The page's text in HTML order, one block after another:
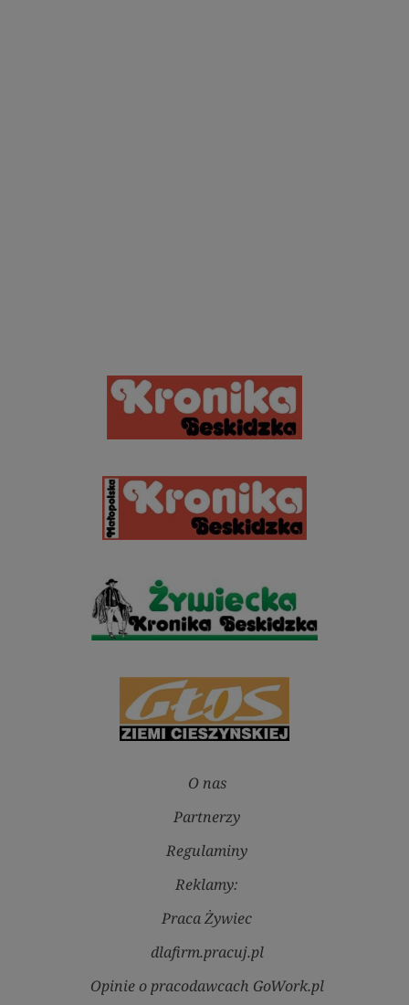
O nas
Partnerzy
Regulaminy
Reklamy:
Praca Żywiec
dlafirm.pracuj.pl
Opinie o pracodawcach GoWork.pl